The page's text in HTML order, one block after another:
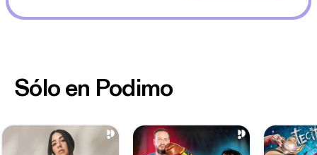
Sólo en Podimo